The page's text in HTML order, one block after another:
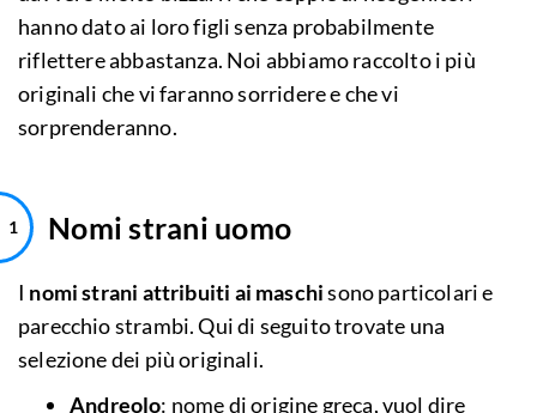
hanno dato ai loro figli senza probabilmente
riflettere abbastanza. Noi abbiamo raccolto i più
originali che vi faranno sorridere e che vi
sorprenderanno.
Nomi strani uomo
I nomi strani attribuiti ai maschisono particolari e
parecchio strambi. Qui di seguito trovate una
selezione dei più originali.
Andreolo: nome di origine greca, vuol dire